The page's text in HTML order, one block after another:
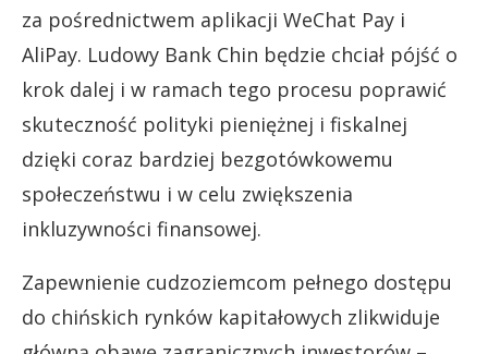
za pośrednictwem aplikacji WeChat Pay i
AliPay. Ludowy Bank Chin będzie chciał pójść o
krok dalej i w ramach tego procesu poprawić
skuteczność polityki pieniężnej i fiskalnej
dzięki coraz bardziej bezgotówkowemu
społeczeństwu i w celu zwiększenia
inkluzywności finansowej.
Zapewnienie cudzoziemcom pełnego dostępu
do chińskich rynków kapitałowych zlikwiduje